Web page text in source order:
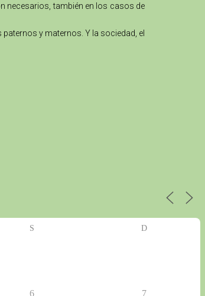
necesarios, también en los casos de
y maternos. Y la sociedad, el
S D
6 7